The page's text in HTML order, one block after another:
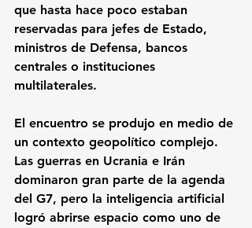
que hasta hace poco estaban
reservadas para jefes de Estado,
ministros de Defensa, bancos
centrales o instituciones
multilaterales.
El encuentro se produjo en medio de
un contexto geopolítico complejo.
Las guerras en Ucrania e Irán
dominaron gran parte de la agenda
del G7, pero la inteligencia artificial
logró abrirse espacio como uno de